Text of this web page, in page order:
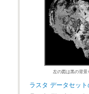
左の図は黒の背
ラスタ データセッ